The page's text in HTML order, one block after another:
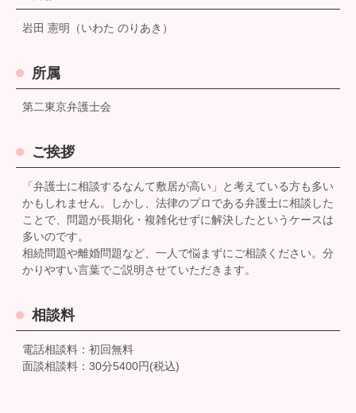
岩田 憲明（いわた のりあき）
所属
第二東京弁護士会
ご挨拶
「弁護士に相談するなんて敷居が高い」と考えている方も多い
かもしれません。しかし、法律のプロである弁護士に相談した
ことで、問題が長期化・複雑化せずに解決したというケースは
多いのです。
相続問題や離婚問題など、一人で悩まずにご相談ください。分
かりやすい言葉でご説明させていただきます。
相談料
電話相談料：初回無料
面談相談料：30分5400円(税込)